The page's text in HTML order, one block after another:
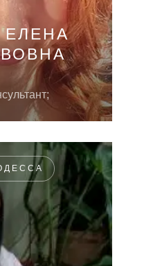
ЕЛЕНА